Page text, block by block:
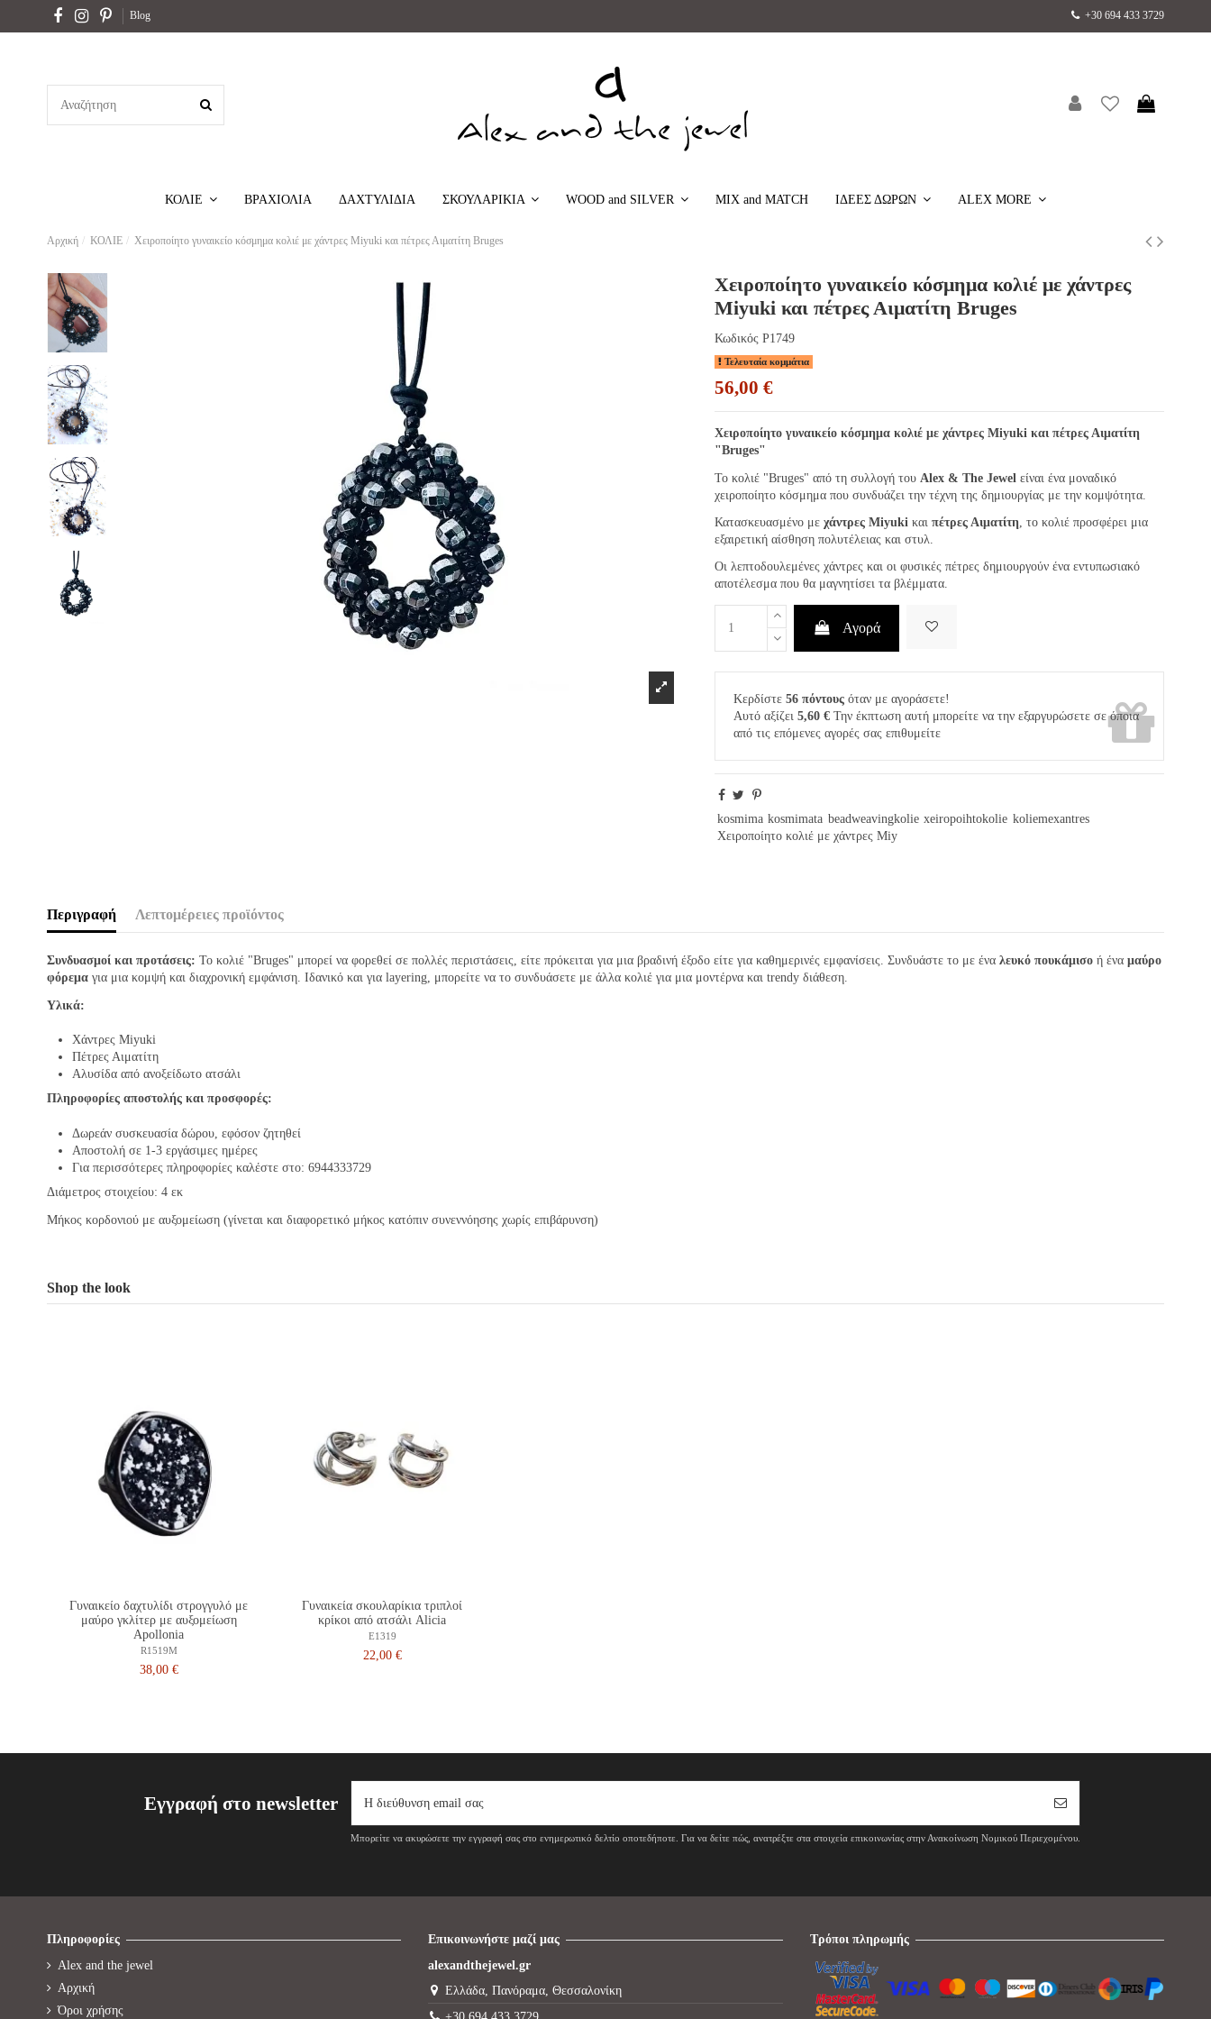
Blog +30 694 433 3729
ΚΟΛΙΕ ΒΡΑΧΙΟΛΙΑ ΔΑΧΤΥΛΙΔΙΑ ΣΚΟΥΛΑΡΙΚΙΑ WOOD and SILVER MIX and MATCH ΙΔΕΕΣ ΔΩΡΩΝ ALEX MORE
Αρχική ΚΟΛΙΕ Χειροποίητο γυναικείο κόσμημα κολιέ με χάντρες Miyuki και πέτρες Αιματίτη Bruges
Χειροποίητο γυναικείο κόσμημα κολιέ με χάντρες
Miyuki και πέτρες Αιματίτη Bruges
Κωδικός P1749
Τελευταία κομμάτια
56,00 €
Χειροποίητο γυναικείο κόσμημα κολιέ με χάντρες Miyuki και πέτρες Αιματίτη
"Bruges"
Το κολιέ "Bruges" από τη συλλογή του Alex & The Jewel είναι ένα μοναδικό
χειροποίητο κόσμημα που συνδυάζει την τέχνη της δημιουργίας με την κομψότητα.
Κατασκευασμένο με χάντρες Miyuki και πέτρες Αιματίτη , το κολιέ προσφέρει μια
εξαιρετική αίσθηση πολυτέλειας και στυλ.
Οι λεπτοδουλεμένες χάντρες και οι φυσικές πέτρες δημιουργούν ένα εντυπωσιακό
αποτέλεσμα που θα μαγνητίσει τα βλέμματα.
Αγορά
Κερδίστε 56 πόντουςόταν με αγοράσετε!
Αυτό αξίζει 5,60 €Την έκπτωση αυτή μπορείτε να την εξαργυρώσετε σε όποια
από τις επόμενες αγορές σας επιθυμείτε
kosmima kosmimata beadweavingkolie xeiropoihtokolie koliemexantres
Χειροποίητο κολιέ με χάντρες Miy
Περιγραφή Λεπτομέρειες προϊόντος
Συνδυασμοί και προτάσεις: Το κολιέ "Bruges" μπορεί να φορεθεί σε πολλές περιστάσεις, είτε πρόκειται για μια βραδινή έξοδο είτε για καθημερινές εμφανίσεις. Συνδυάστε το με ένα λευκό πουκάμισο ή ένα μαύρο
φόρεμα για μια κομψή και διαχρονική εμφάνιση. Ιδανικό και για layering, μπορείτε να το συνδυάσετε με άλλα κολιέ για μια μοντέρνα και trendy διάθεση.
Υλικά:
Χάντρες Miyuki
Πέτρες Αιματίτη
Αλυσίδα από ανοξείδωτο ατσάλι
Πληροφορίες αποστολής και προσφορές:
Δωρεάν συσκευασία δώρου, εφόσον ζητηθεί
Αποστολή σε 1-3 εργάσιμες ημέρες
Για περισσότερες πληροφορίες καλέστε στο: 6944333729
Διάμετρος στοιχείου: 4 εκ
Μήκος κορδονιού με αυξομείωση (γίνεται και διαφορετικό μήκος κατόπιν συνεννόησης χωρίς επιβάρυνση)
Shop the look
Γυναικείο δαχτυλίδι στρογγυλό με
μαύρο γκλίτερ με αυξομείωση
Apollonia
R1519M
38,00 €
Γυναικεία σκουλαρίκια τριπλοί
κρίκοι από ατσάλι Alicia
E1319
22,00 €
Εγγραφή στο newsletter
Μπορείτε να ακυρώσετε την εγγραφή σας στο ενημερωτικό δελτίο οποτεδήποτε. Για να δείτε πώς, ανατρέξτε στα στοιχεία επικοινωνίας στην Ανακοίνωση Νομικού Περιεχομένου.
Πληροφορίες
Alex and the jewel
Αρχική
Όροι χρήσης
Επικοινωνήστε μαζί μας
alexandthejewel.gr
Ελλάδα, Πανόραμα, Θεσσαλονίκη
Τρόποι πληρωμής